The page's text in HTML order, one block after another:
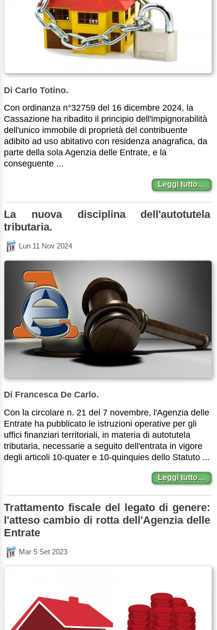
Di Carlo Totino.
Con ordinanza n°32759 del 16 dicembre 2024, la
Cassazione ha ribadito il principio dell'impignorabilità
dell'unico immobile di proprietà del contribuente
adibito ad uso abitativo con residenza anagrafica, da
parte della sola Agenzia delle Entrate, e la
conseguente ...
Leggi tutto…
La nuova disciplina dell'autotutela
tributaria.
Lun 11 Nov 2024
Di Francesca De Carlo.
Con la circolare n. 21 del 7 novembre, l'Agenzia delle
Entrate ha pubblicato le istruzioni operative per gli
uffici finanziari territoriali, in materia di autotutela
tributaria, necessarie a seguito dell'entrata in vigore
degli articoli 10-quater e 10-quinquies dello Statuto ...
Leggi tutto…
Trattamento fiscale del legato di genere:
l'atteso cambio di rotta dell'Agenzia delle
Entrate
Mar 5 Set 2023